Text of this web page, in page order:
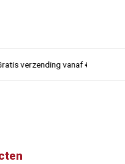
verzending vanaf € 150